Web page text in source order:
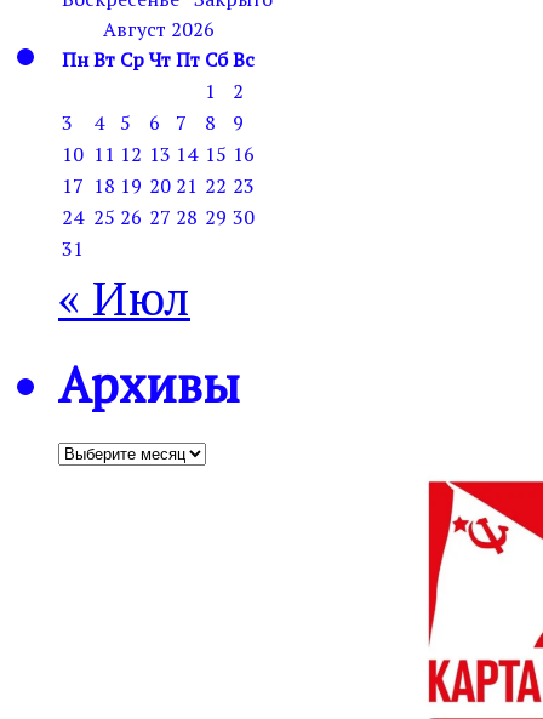
Август 2026
ПнВт СрЧтПт СбВс
1
2
3
4 5 6 7 8
9
10 11 12 13 14 15 16
17 18 19 20 21 22 23
24 25 26 27 28 29 30
31
« Июл
Архивы
Архивы